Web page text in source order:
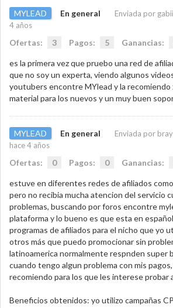
MYLEAD En general
Enviada por
4 años
Ofertas: 3 Pagos: 5 Ganancias:
es la primera vez que pruebo una red de
que no soy un experta, viendo algunos
youtubers encontre MYlead y la recomiendo
material para los nuevos y un muy buen
MYLEAD En general
Enviada por
hace 4 años
Ofertas: 0 Pagos: 0 Ganancias:
estuve en diferentes redes de afiliados
pero no recibia mucha atencion del servicio
problemas, buscando por foros encontre
plataforma y lo bueno es que esta en
programas de afiliados para el nicho que yo
otros más que puedo promocionar sin
latinoamerica normalmente respnden super
cuando tengo algun problema con mis pagos,
recomiendo para los que les interese probar
Beneficios obtenidos: yo utilizo campañas